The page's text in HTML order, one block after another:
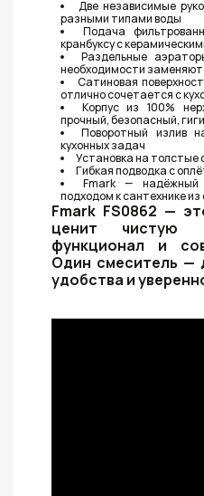
Две независимые
разными типами воды
Подача
кранбуксу с
Раздельные
необходимости
Сатиновая
отлично сочетается с
Корпус из 100%
прочный, безопасный,
Поворотный излив
кухонных задач
Установка на
Гибкая подводка с
Fmark — надёжный
подходом к сантехнике из
Fmark FS0862 —
ценит чистую
функционал и
Один смеситель —
удобства и